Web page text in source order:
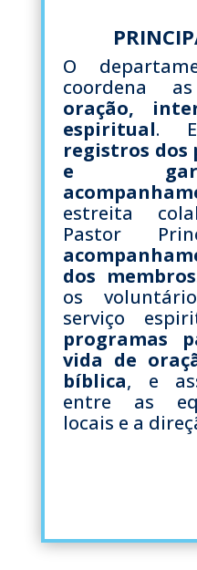
O
coordena
oração,
espiritual.
registros dos
e
estreita
Pastor
dos membros
os
serviço
programas
vida de
bíblica, e
entre as
locais e a